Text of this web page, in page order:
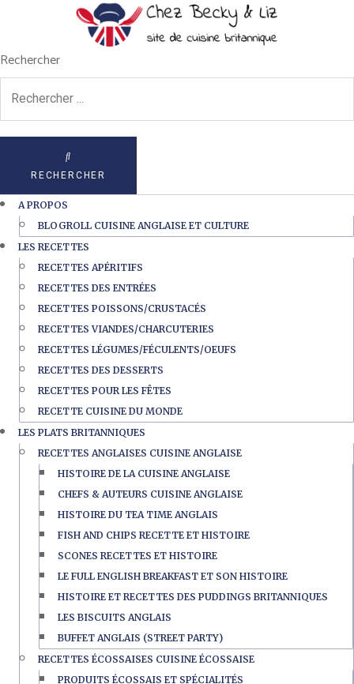
Rechercher
RECHERCHER
A PROPOS
BLOGROLL CUISINE ANGLAISE ET CULTURE
LES RECETTES
RECETTES APÉRITIFS
RECETTES DES ENTRÉES
RECETTES POISSONS/CRUSTACÉS
RECETTES VIANDES/CHARCUTERIES
RECETTES LÉGUMES/FÉCULENTS/OEUFS
RECETTES DES DESSERTS
RECETTES POUR LES FÊTES
RECETTE CUISINE DU MONDE
LES PLATS BRITANNIQUES
RECETTES ANGLAISES CUISINE ANGLAISE
HISTOIRE DE LA CUISINE ANGLAISE
CHEFS & AUTEURS CUISINE ANGLAISE
HISTOIRE DU TEA TIME ANGLAIS
FISH AND CHIPS RECETTE ET HISTOIRE
SCONES RECETTES ET HISTOIRE
LE FULL ENGLISH BREAKFAST ET SON HISTOIRE
HISTOIRE ET RECETTES DES PUDDINGS BRITANNIQUES
LES BISCUITS ANGLAIS
BUFFET ANGLAIS (STREET PARTY)
RECETTES ÉCOSSAISES CUISINE ÉCOSSAISE
PRODUITS ÉCOSSAIS ET SPÉCIALITÉS